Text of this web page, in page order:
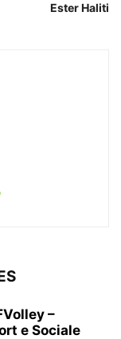
Ester Haliti
–
e Sociale